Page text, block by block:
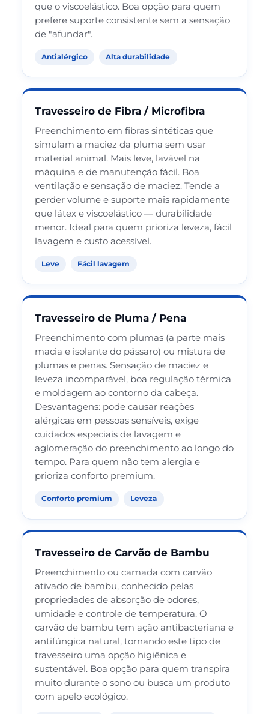
que o viscoelástico. Boa opção para quem
prefere suporte consistente sem a sensação
de "afundar".
Antialérgico Alta durabilidade
Travesseiro de Fibra / Microfibra
Preenchimento em fibras sintéticas que
simulam a maciez da pluma sem usar
material animal. Mais leve, lavável na
máquina e de manutenção fácil. Boa
ventilação e sensação de maciez. Tende a
perder volume e suporte mais rapidamente
que látex e viscoelástico — durabilidade
menor. Ideal para quem prioriza leveza, fácil
lavagem e custo acessível.
Leve Fácil lavagem
Travesseiro de Pluma / Pena
Preenchimento com plumas (a parte mais
macia e isolante do pássaro) ou mistura de
plumas e penas. Sensação de maciez e
leveza incomparável, boa regulação térmica
e moldagem ao contorno da cabeça.
Desvantagens: pode causar reações
alérgicas em pessoas sensíveis, exige
cuidados especiais de lavagem e
aglomeração do preenchimento ao longo do
tempo. Para quem não tem alergia e
prioriza conforto premium.
Conforto premium Leveza
Travesseiro de Carvão de Bambu
Preenchimento ou camada com carvão
ativado de bambu, conhecido pelas
propriedades de absorção de odores,
umidade e controle de temperatura. O
carvão de bambu tem ação antibacteriana e
antifúngica natural, tornando este tipo de
travesseiro uma opção higiênica e
sustentável. Boa opção para quem transpira
muito durante o sono ou busca um produto
com apelo ecológico.